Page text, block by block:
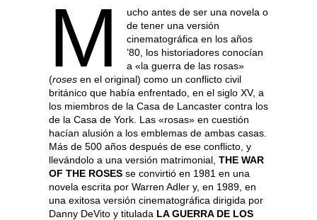
M
ucho antes de ser una novela o
de tener una versión
cinematográfica en los años
’80, los historiadores conocían
a «la guerra de las rosas»
(roses en el original) como un conflicto civil
británico que había enfrentado, en el siglo XV, a
los miembros de la Casa de Lancaster contra los
de la Casa de York. Las «rosas» en cuestión
hacían alusión a los emblemas de ambas casas.
Más de 500 años después de ese conflicto, y
llevándolo a una versión matrimonial, THE WAR
OF THE ROSES se convirtió en 1981 en una
novela escrita por Warren Adler y, en 1989, en
una exitosa versión cinematográfica dirigida por
Danny DeVito y titulada LA GUERRA DE LOS